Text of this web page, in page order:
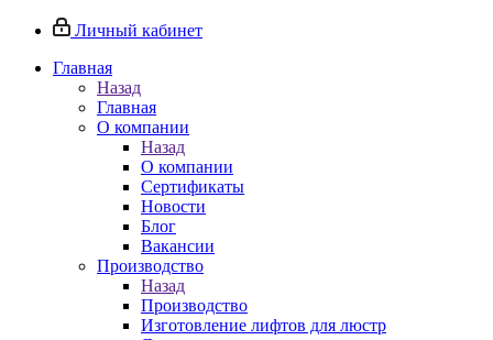
Личный кабинет
Главная
Назад
Главная
О компании
Назад
О компании
Сертификаты
Новости
Блог
Вакансии
Производство
Назад
Производство
Изготовление лифтов для люстр